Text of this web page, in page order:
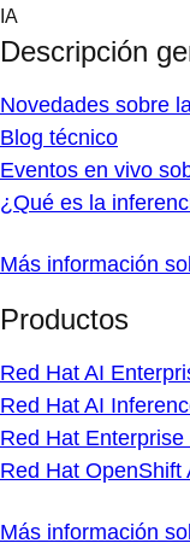
Skip
content
IA
Descripción
Novedades sobre
Blog técnico
Eventos en vivo
¿Qué es la
Más información
Productos
Red Hat AI
Red Hat AI
Red Hat Enterprise
Red Hat OpenShift
Más información